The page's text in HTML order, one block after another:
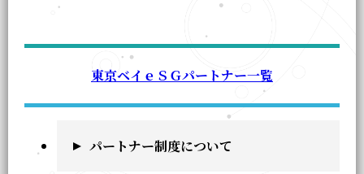
東京ベイｅＳＧパートナー一覧
パートナー制度について